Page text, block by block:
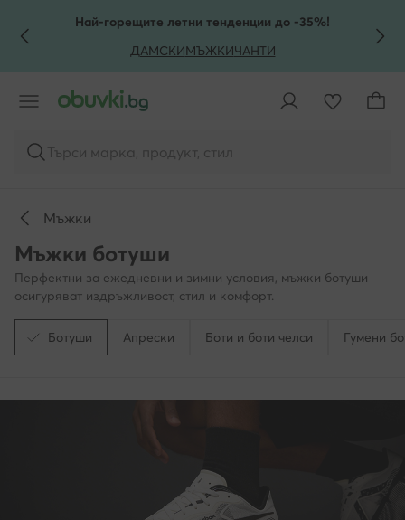
КЪМ ОСНОВНОТО СЪДЪРЖАНИЕ
КЪМ ТЪРСЕНЕНай-горещите летни тенденции до -35%!
ДАМСКИМЪЖКИЧАНТИ
Търси марка, продукт, стил
Мъжки
Мъжки ботуши
Перфектни за ежедневни и зимни условия, мъжки ботуши
осигуряват издръжливост, стил и комфорт.
Ботуши Апрески Боти и боти челси Гумени